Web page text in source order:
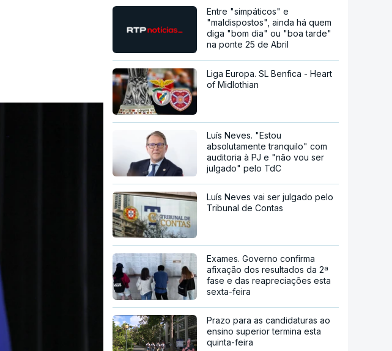
Entre "simpáticos" e
"maldispostos", ainda há quem
diga "bom dia" ou "boa tarde"
na ponte 25 de Abril
Liga Europa. SL Benfica - Heart
of Midlothian
Luís Neves. "Estou
absolutamente tranquilo" com
auditoria à PJ e "não vou ser
julgado" pelo TdC
Luís Neves vai ser julgado pelo
Tribunal de Contas
Exames. Governo confirma
afixação dos resultados da 2ª
fase e das reapreciações esta
sexta-feira
Prazo para as candidaturas ao
ensino superior termina esta
quinta-feira